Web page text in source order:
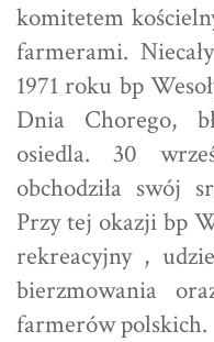
komitetem
farmerami.
1971 roku bp
Dnia Chorego,
osiedla. 30
obchodziła swój
Przy tej okazji bp
rekreacyjny ,
bierzmowania
farmerów polskich.